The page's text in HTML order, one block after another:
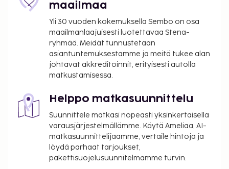
maailmaa
Yli 30 vuoden kokemuksella Sembo on osa
maailmanlaajuisesti luotettavaa Stena-
ryhmää. Meidät tunnustetaan
asiantuntemuksestamme ja meitä tukee alan
johtavat akkreditoinnit, erityisesti autolla
matkustamisessa.
Helppo matkasuunnittelu
Suunnittele matkasi nopeasti yksinkertaisella
varausjärjestelmällämme. Käytä Ameliaa, AI-
matkasuunnittelijaamme, vertaile hintoja ja
löydä parhaat tarjoukset,
pakettisuojelusuunnitelmamme turvin.